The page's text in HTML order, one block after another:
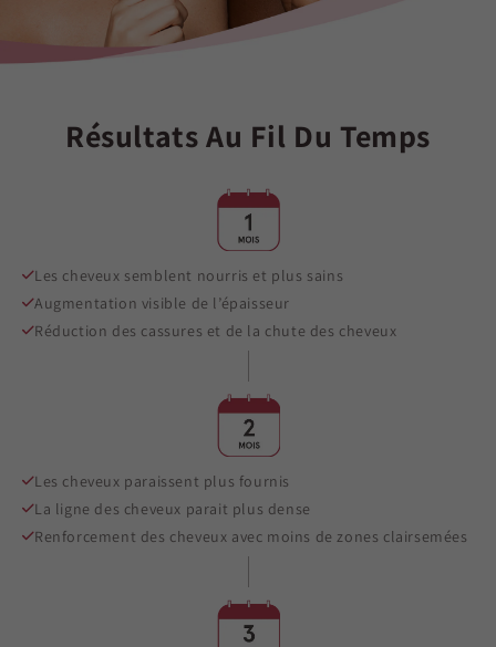
Résultats Au Fil Du Temps
Les cheveux semblent nourris et plus sains
Augmentation visible de l’épaisseur
Réduction des cassures et de la chute des cheveux
Les cheveux paraissent plus fournis
La ligne des cheveux parait plus dense
Renforcement des cheveux avec moins de zones clairsemées